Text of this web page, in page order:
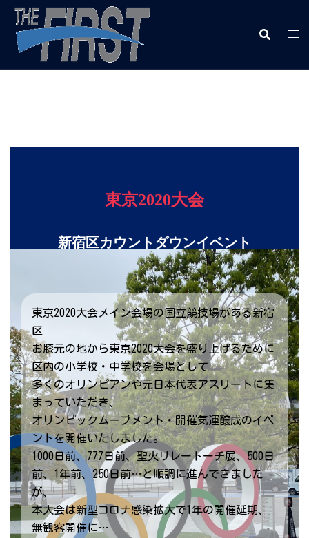
東京2020大会
新宿区カウントダウンイベント
東京2020大会メイン会場の国立競技場がある新宿
区
お膝元の地から東京2020大会を盛り上げるために
区内の小学校・中学校を会場として
多くのオリンピアンや元日本代表アスリートに集
まっていただき、
オリンピックムーブメント・開催気運醸成のイベ
ントを開催いたしました。
1000日前、777日前、聖火リレートーチ展、500日
前、1年前、250日前…と順調に進んできました
が、
本大会は新型コロナ感染拡大で1年の開催延期、
無観客開催に…